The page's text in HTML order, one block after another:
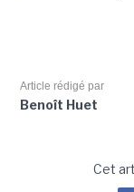
Article rédigé par
Benoît Huet
Cet